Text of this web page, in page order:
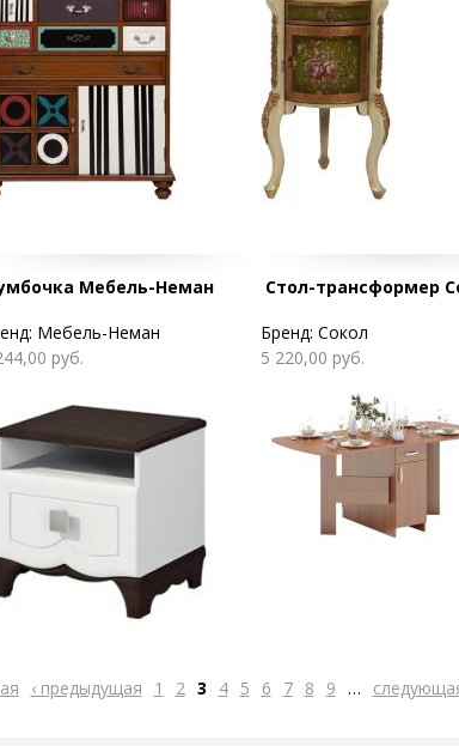
Мебель-Неман
Мебель-Неман
руб.
Стол-трансформер
Бренд: Сокол
5 220,00 руб.
‹ предыдущая 1 2 3 4 5 6 7 8 9 …